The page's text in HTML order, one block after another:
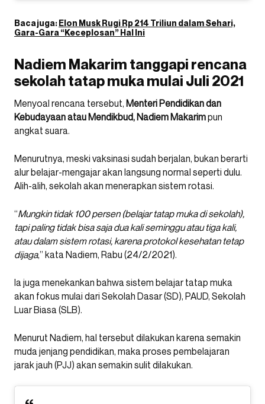
Baca juga:Elon Musk Rugi Rp 214 Triliun dalam Sehari,
Gara-Gara “Keceplosan” Hal Ini
Nadiem Makarim tanggapi rencana
sekolah tatap muka mulai Juli 2021
Menyoal rencana tersebut, Menteri Pendidikan dan
Kebudayaan atau Mendikbud, Nadiem Makarimpun
angkat suara.
Menurutnya, meski vaksinasi sudah berjalan, bukan berarti
alur belajar-mengajar akan langsung normal seperti dulu.
Alih-alih, sekolah akan menerapkan sistem rotasi.
“Mungkin tidak 100 persen (belajar tatap muka di sekolah),
tapi paling tidak bisa saja dua kali seminggu atau tiga kali,
atau dalam sistem rotasi, karena protokol kesehatan tetap
dijaga,” kata Nadiem, Rabu (24/2/2021).
Ia juga menekankan bahwa sistem belajar tatap muka
akan fokus mulai dari Sekolah Dasar (SD), PAUD, Sekolah
Luar Biasa (SLB).
Menurut Nadiem, hal tersebut dilakukan karena semakin
muda jenjang pendidikan, maka proses pembelajaran
jarak jauh (PJJ) akan semakin sulit dilakukan.